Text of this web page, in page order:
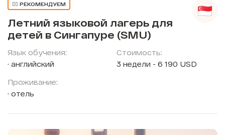
👍🏼 РЕКОМЕНДУЕМ
Летний языковой лагерь для
детей в Сингапуре (SMU)
Язык обучения:
английский
Проживание:
отель
Стоимость:
3 недели - 6 190 USD